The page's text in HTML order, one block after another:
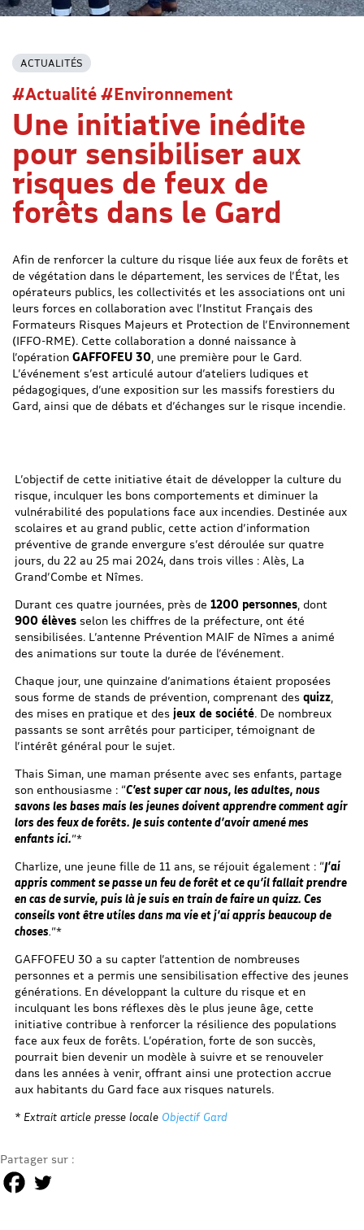
ACTUALITÉS
#Actualité #Environnement
Une initiative inédite
pour sensibiliser aux
risques de feux de
forêts dans le Gard
Afin de renforcer la culture du risque liée aux feux de forêts et
de végétation dans le département, les services de l’État, les
opérateurs publics, les collectivités et les associations ont uni
leurs forces en collaboration avec l’Institut Français des
Formateurs Risques Majeurs et Protection de l’Environnement
(IFFO-RME). Cette collaboration a donné naissance à
l’opération GAFFOFEU 30 , une première pour le Gard.
L’événement s’est articulé autour d’ateliers ludiques et
pédagogiques, d’une exposition sur les massifs forestiers du
Gard, ainsi que de débats et d’échanges sur le risque incendie.
L’objectif de cette initiative était de développer la culture du
risque, inculquer les bons comportements et diminuer la
vulnérabilité des populations face aux incendies. Destinée aux
scolaires et au grand public, cette action d’information
préventive de grande envergure s’est déroulée sur quatre
jours, du 22 au 25 mai 2024, dans trois villes : Alès, La
Grand’Combe et Nîmes.
Durant ces quatre journées, près de 1200 personnes, dont
900 élèvesselon les chiffres de la préfecture, ont été
sensibilisées. L’antenne Prévention MAIF de Nîmes a animé
des animations sur toute la durée de l’événement.
Chaque jour, une quinzaine d’animations étaient proposées
sous forme de stands de prévention, comprenant des quizz,
des mises en pratique et des jeux de société. De nombreux
passants se sont arrêtés pour participer, témoignant de
l’intérêt général pour le sujet.
Thais Siman, une maman présente avec ses enfants, partage
son enthousiasme : “C’est super car nous, les adultes, nous
savons les bases mais les jeunes doivent apprendre comment agir
lors des feux de forêts. Je suis contente d’avoir amené mes
enfants ici.”*
Charlize, une jeune fille de 11 ans, se réjouit également : “J’ai
appris comment se passe un feu de forêt et ce qu’il fallait prendre
en cas de survie, puis là je suis en train de faire un quizz. Ces
conseils vont être utiles dans ma vie et j’ai appris beaucoup de
choses.”*
GAFFOFEU 30 a su capter l’attention de nombreuses
personnes et a permis une sensibilisation effective des jeunes
générations. En développant la culture du risque et en
inculquant les bons réflexes dès le plus jeune âge, cette
initiative contribue à renforcer la résilience des populations
face aux feux de forêts. L’opération, forte de son succès,
pourrait bien devenir un modèle à suivre et se renouveler
dans les années à venir, offrant ainsi une protection accrue
aux habitants du Gard face aux risques naturels.
* Extrait article presse locale Objectif Gard
Partager sur :